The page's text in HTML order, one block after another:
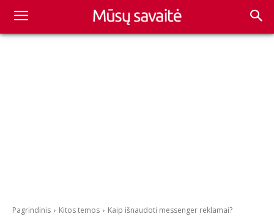
Pagrindinis Kitos temos Kaip išnaudoti messenger reklamai?